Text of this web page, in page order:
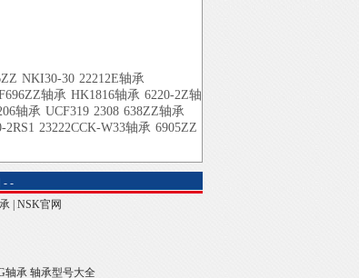
NKI30-30 22212E轴承
轴承 HK1816轴承 6220-2Z轴
轴承 UCF319 2308 638ZZ轴承
2RS1 23222CCK-W33轴承 6905ZZ
- -
| NSK官网
轴承 轴承型号大全